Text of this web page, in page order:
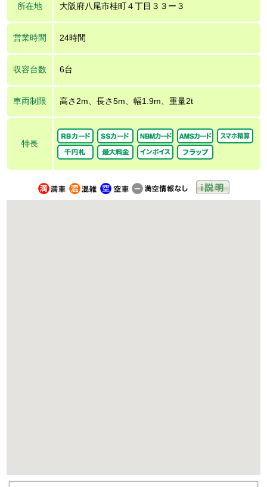
所在地 大阪府八尾市桂町４丁目３３ー３
営業時間 24時間
収容台数 6台
車両制限 高さ2m、長さ5m、幅1.9m、重量2t
特長